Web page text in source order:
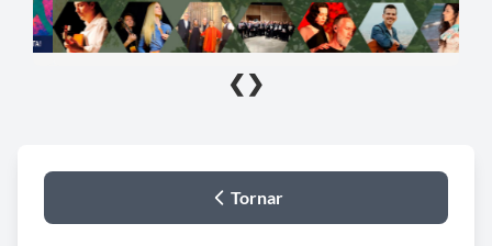
❮ ❯
Tornar